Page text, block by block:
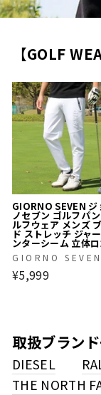
【GOLF
GIORNO SEVEN ジ
ノセブン ゴルフパ
ルフウェア メンズ
ド ストレッチ ジャ
ンターシーム 立体
GIORNO SEVEN
¥5,999
取扱ブラン
DIESEL
THE NORTH